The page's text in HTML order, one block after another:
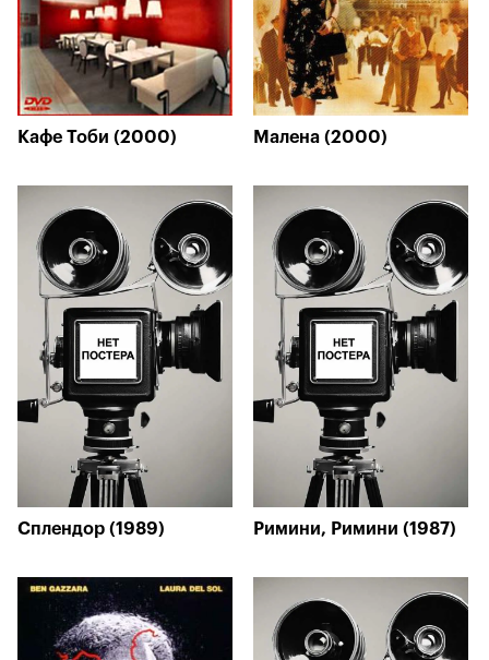
Кафе Тоби (2000) Малена (2000)
Сплендор (1989) Римини, Римини (1987)